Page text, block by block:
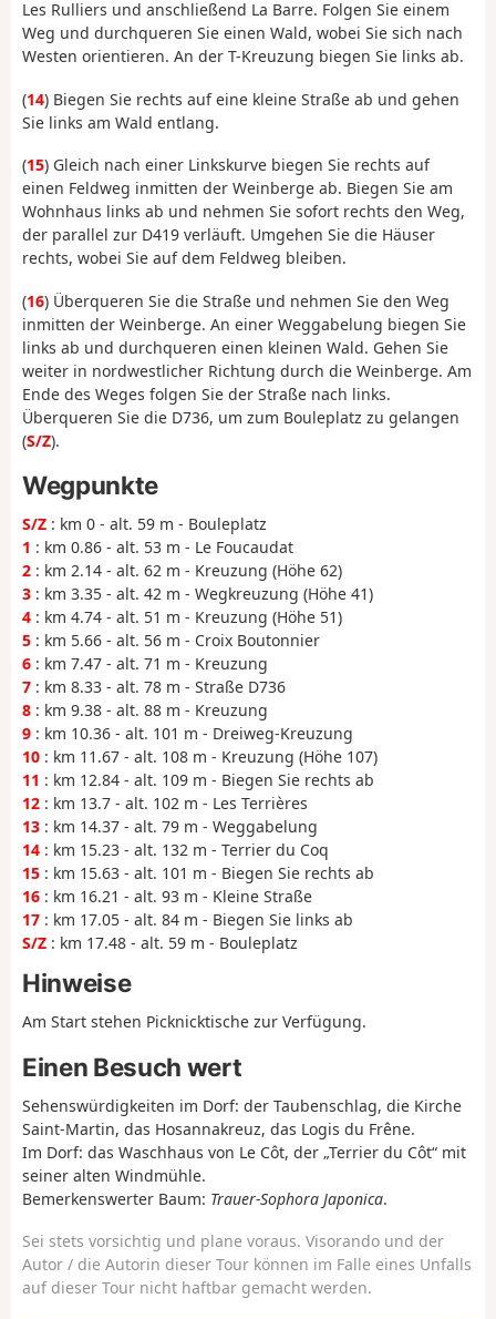
Les Rulliers und anschließend La Barre. Folgen Sie einem
Weg und durchqueren Sie einen Wald, wobei Sie sich nach
Westen orientieren. An der T-Kreuzung biegen Sie links ab.
(14) Biegen Sie rechts auf eine kleine Straße ab und gehen
Sie links am Wald entlang.
(15) Gleich nach einer Linkskurve biegen Sie rechts auf
einen Feldweg inmitten der Weinberge ab. Biegen Sie am
Wohnhaus links ab und nehmen Sie sofort rechts den Weg,
der parallel zur D419 verläuft. Umgehen Sie die Häuser
rechts, wobei Sie auf dem Feldweg bleiben.
(16) Überqueren Sie die Straße und nehmen Sie den Weg
inmitten der Weinberge. An einer Weggabelung biegen Sie
links ab und durchqueren einen kleinen Wald. Gehen Sie
weiter in nordwestlicher Richtung durch die Weinberge. Am
Ende des Weges folgen Sie der Straße nach links.
Überqueren Sie die D736, um zum Bouleplatz zu gelangen
(S/Z).
Wegpunkte
S/Z : km 0 - alt. 59 m - Bouleplatz
1 : km 0.86 - alt. 53 m - Le Foucaudat
2 : km 2.14 - alt. 62 m - Kreuzung (Höhe 62)
3 : km 3.35 - alt. 42 m - Wegkreuzung (Höhe 41)
4 : km 4.74 - alt. 51 m - Kreuzung (Höhe 51)
5 : km 5.66 - alt. 56 m - Croix Boutonnier
6 : km 7.47 - alt. 71 m - Kreuzung
7 : km 8.33 - alt. 78 m - Straße D736
8 : km 9.38 - alt. 88 m - Kreuzung
9 : km 10.36 - alt. 101 m - Dreiweg-Kreuzung
10 : km 11.67 - alt. 108 m - Kreuzung (Höhe 107)
11 : km 12.84 - alt. 109 m - Biegen Sie rechts ab
12 : km 13.7 - alt. 102 m - Les Terrières
13 : km 14.37 - alt. 79 m - Weggabelung
14 : km 15.23 - alt. 132 m - Terrier du Coq
15 : km 15.63 - alt. 101 m - Biegen Sie rechts ab
16 : km 16.21 - alt. 93 m - Kleine Straße
17 : km 17.05 - alt. 84 m - Biegen Sie links ab
S/Z : km 17.48 - alt. 59 m - Bouleplatz
Hinweise
Am Start stehen Picknicktische zur Verfügung.
Einen Besuch wert
Sehenswürdigkeiten im Dorf: der Taubenschlag, die Kirche
Saint-Martin, das Hosannakreuz, das Logis du Frêne.
Im Dorf: das Waschhaus von Le Côt, der „Terrier du Côt“ mit
seiner alten Windmühle.
Bemerkenswerter Baum: Trauer-Sophora Japonica.
Sei stets vorsichtig und plane voraus. Visorando und der
Autor / die Autorin dieser Tour können im Falle eines Unfalls
auf dieser Tour nicht haftbar gemacht werden.